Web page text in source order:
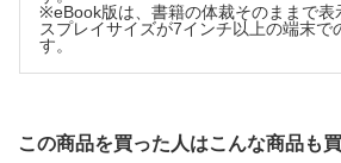
の曝露）（伏屋洋志）
リハビリテーション医学・医療の歴史
田大輔・他）
※eBook版は、書籍の体裁そのままで表
スプレイサイズが7インチ以上の端末で
す。
この商品を買った人はこんな商品も